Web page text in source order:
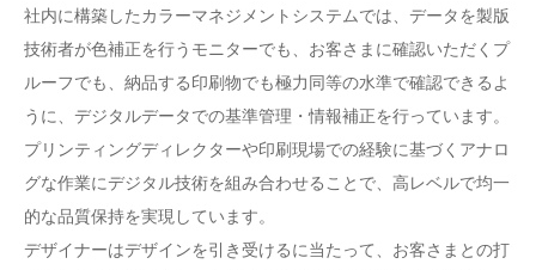
社内に構築したカラーマネジメントシステムでは、データを製版
技術者が色補正を行うモニターでも、お客さまに確認いただくプ
ルーフでも、納品する印刷物でも極力同等の水準で確認できるよ
うに、デジタルデータでの基準管理・情報補正を行っています。
プリンティングディレクターや印刷現場での経験に基づくアナロ
グな作業にデジタル技術を組み合わせることで、高レベルで均一
的な品質保持を実現しています。
デザイナーはデザインを引き受けるに当たって、お客さまとの打